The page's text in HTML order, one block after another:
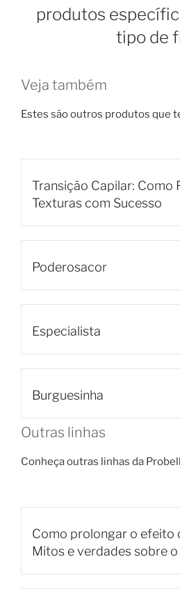
produtos
tipo de
Veja também
Estes são outros produtos que
Transição Capilar: Como
Texturas com Sucesso
Poderosacor
Especialista
Burguesinha
Outras linhas
Conheça outras linhas da
Como prolongar o efeito
Mitos e verdades sobre